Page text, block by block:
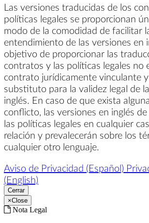
Las versiones traducidas de los
políticas legales se proporcionan
modo de la comodidad de facilitar
entendimiento de las versiones en
objetivo de proporcionar las
contratos y las políticas legales no
contrato jurídicamente vinculante
substituto para la validez legal de
inglés. En caso de que exista
conflicto, las versiones en inglés
las políticas legales en cualquier
relación y prevalecerán sobre los
cualquier otro lenguaje.
Aviso de Privacidad (Español)
(English)
Cerrar
×Close
Nota Legal